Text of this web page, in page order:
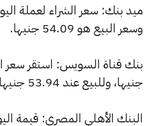
وسعر البيع هو 54.09 جنيها.
جنيها، وللبيع عند 53.94 جنيها.